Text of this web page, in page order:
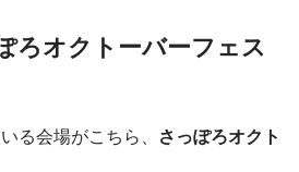
オクトーバーフェス
る会場がこちら、
さっぽろオクト